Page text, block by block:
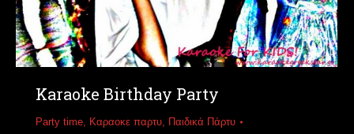
Karaoke Birthday Party
Party time, Καραοκε παρτυ, Παιδικά Πάρτυ